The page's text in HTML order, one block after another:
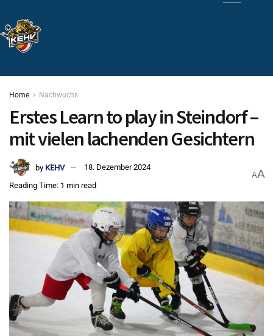
Home Nachwuchs
Erstes Learn to play in Steindorf –
mit vielen lachenden Gesichtern
by KEHV
18. Dezember 2024
Reading Time: 1 min read
AA